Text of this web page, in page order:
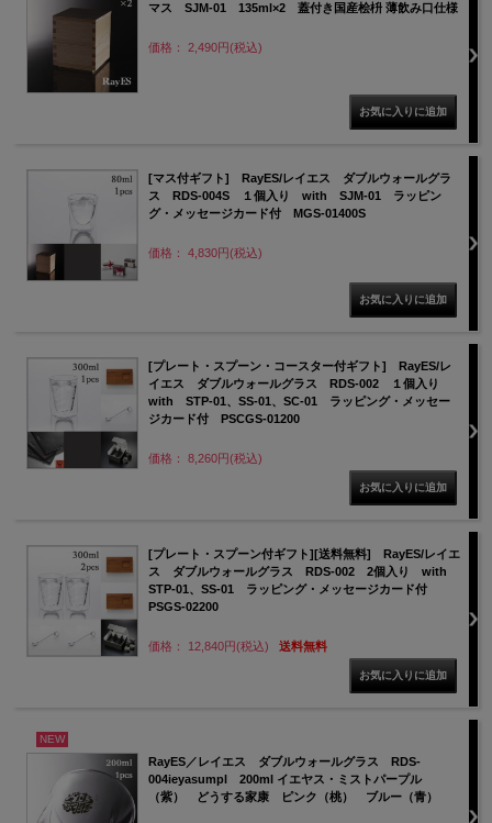
マス SJM-01 135ml×2 蓋付き国産桧枡 薄飲み口仕様
価格： 2,490円(税込)
[マス付ギフト] RayES/レイエス ダブルウォールグラ
ス RDS-004S １個入り with SJM-01 ラッピン
グ・メッセージカード付 MGS-01400S
価格： 4,830円(税込)
[プレート・スプーン・コースター付ギフト] RayES/レ
イエス ダブルウォールグラス RDS-002 １個入り
with STP-01、SS-01、SC-01 ラッピング・メッセー
ジカード付 PSCGS-01200
価格： 8,260円(税込)
[プレート・スプーン付ギフト][送料無料] RayES/レイエ
ス ダブルウォールグラス RDS-002 2個入り with
STP-01、SS-01 ラッピング・メッセージカード付
PSGS-02200
価格： 12,840円(税込) 送料無料
NEW
RayES／レイエス ダブルウォールグラス RDS-
004ieyasumpl 200ml イエヤス・ミストパープル
（紫） どうする家康 ピンク（桃） ブルー（青）